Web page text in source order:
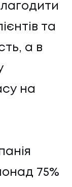
та
а в
на
75%